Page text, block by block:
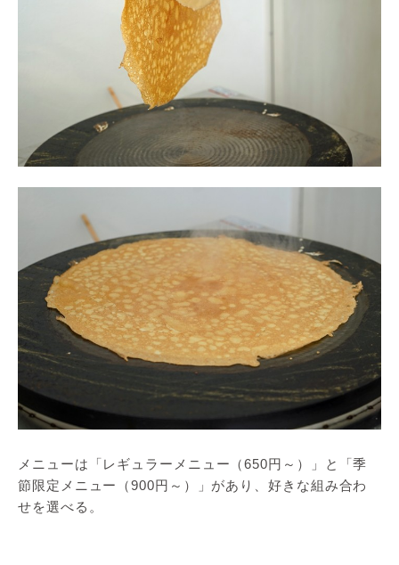
メニューは「レギュラーメニュー（650円～）」と「季
節限定メニュー（900円～）」があり、好きな組み合わ
せを選べる。